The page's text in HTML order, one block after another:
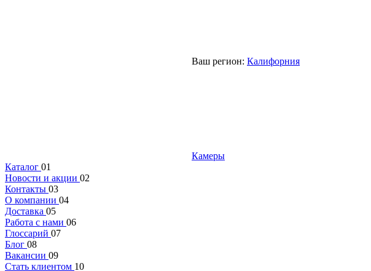
Ваш регион: Калифорния
Камеры
Каталог 01
Новости и акции 02
Контакты 03
О компании 04
Доставка 05
Работа с нами 06
Глоссарий 07
Блог 08
Вакансии 09
Стать клиентом 10